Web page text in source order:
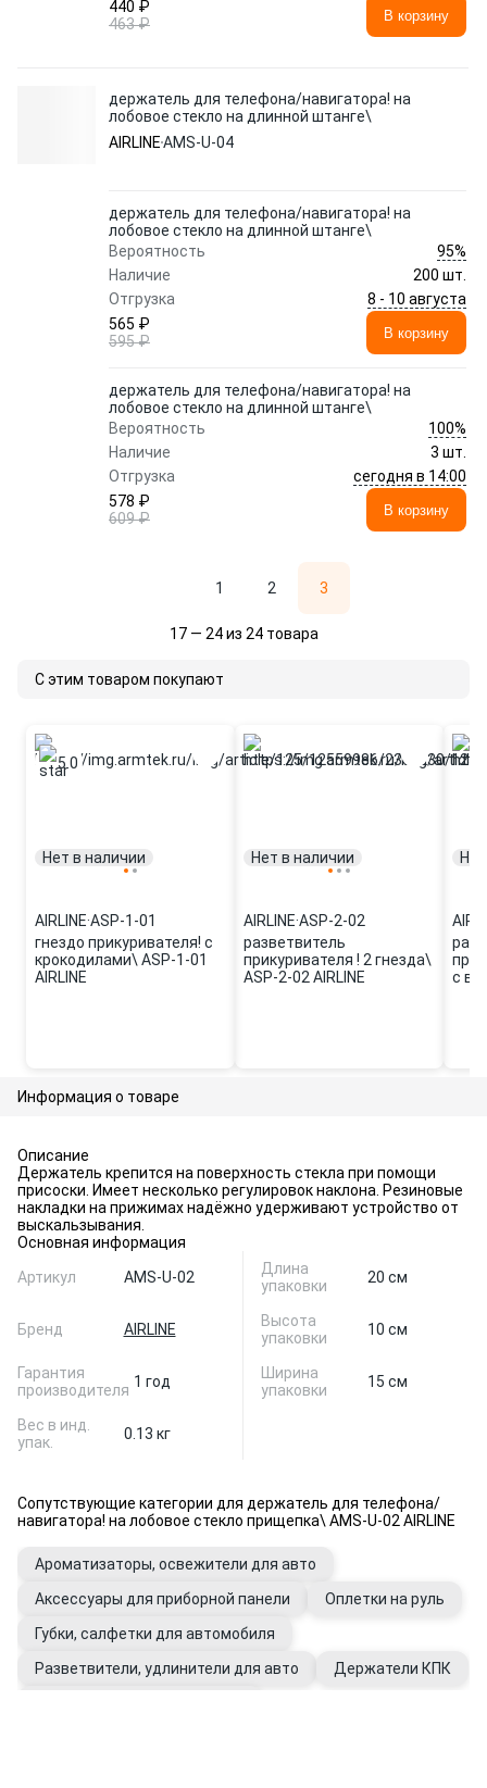
440 ₽
463 ₽
В корзину
держатель для телефона/навигатора! на
лобовое стекло на длинной штанге\
AIRLINEAMS-U-04
держатель для телефона/навигатора! на
лобовое стекло на длинной штанге\
Вероятность
95%
Наличие
200 шт.
Отгрузка
8 - 10 августа
565 ₽
595 ₽
В корзину
держатель для телефона/навигатора! на
лобовое стекло на длинной штанге\
Вероятность
100%
Наличие
3 шт.
Отгрузка
сегодня в 14:00
578 ₽
609 ₽
В корзину
1 2 3
17 — 24 из 24 товара
С этим товаром покупают
5.0
Нет в наличии
AIRLINE·ASP-1-01
гнездо прикуривателя! с
крокодилами\ ASP-1-01
AIRLINE
Нет в наличии
AIRLINE·ASP-2-02
разветвитель
прикуривателя ! 2 гнезда\
ASP-2-02 AIRLINE
с
Информация о товаре
Описание
Держатель крепится на поверхность стекла при помощи
присоски. Имеет несколько регулировок наклона. Резиновые
накладки на прижимах надёжно удерживают устройство от
выскальзывания.
Основная информация
Артикул
AMS-U-02
Бренд AIRLINE
Гарантия
производителя 1 год
Вес в инд.
упак.
0.13 кг
Длина
упаковки
20 см
Высота
упаковки
10 см
Ширина
упаковки
15 см
Сопутствующие категории для держатель для телефона/
навигатора! на лобовое стекло прищепка\ AMS-U-02 AIRLINE
Ароматизаторы, освежители для авто
Аксессуары для приборной панели
Оплетки на руль
Губки, салфетки для автомобиля
Разветвители, удлинители для авто
Держатели КПК